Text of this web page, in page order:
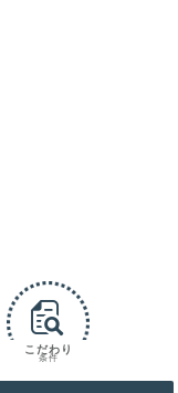
こだわり
条件